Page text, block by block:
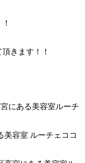
きます！！
にある美容室ルーチ
美容室 ルーチェココ